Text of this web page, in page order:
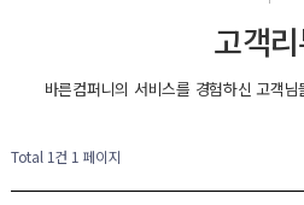
고객
바른컴퍼니의 서비스를 경험하신 고객
Total 1건 1 페이지